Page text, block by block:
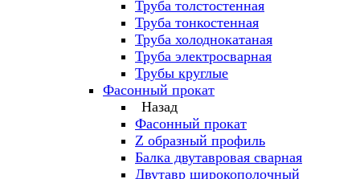
Труба толстостенная
Труба тонкостенная
Труба холоднокатаная
Труба электросварная
Трубы круглые
Фасонный прокат
Назад
Фасонный прокат
Z образный профиль
Балка двутавровая сварная
Двутавр широкополочный